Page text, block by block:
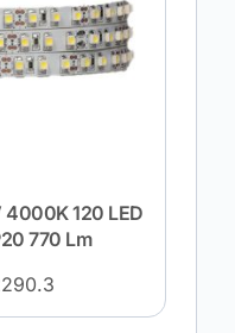
4000K 120 LED
770 Lm